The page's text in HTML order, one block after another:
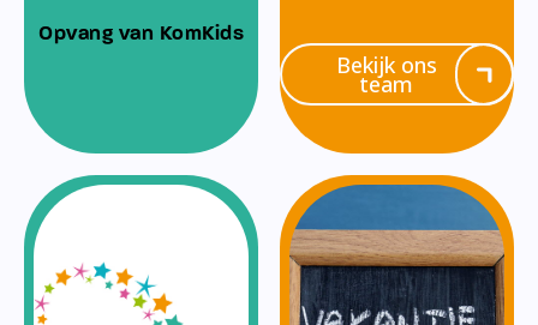
Opvang van KomKids
Bekijk ons
team